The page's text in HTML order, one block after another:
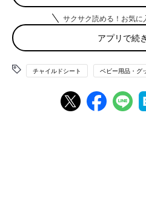
【国土交通省】チャイルド
ポイント2：対象年齢
チャイルドシートによって、対象
齢の幅広いものを選びましょう。
ルドシートを選ぶことも安全につ
サクサク読める！お気
アプリで続
チャイルドシート ベビー用品・グ